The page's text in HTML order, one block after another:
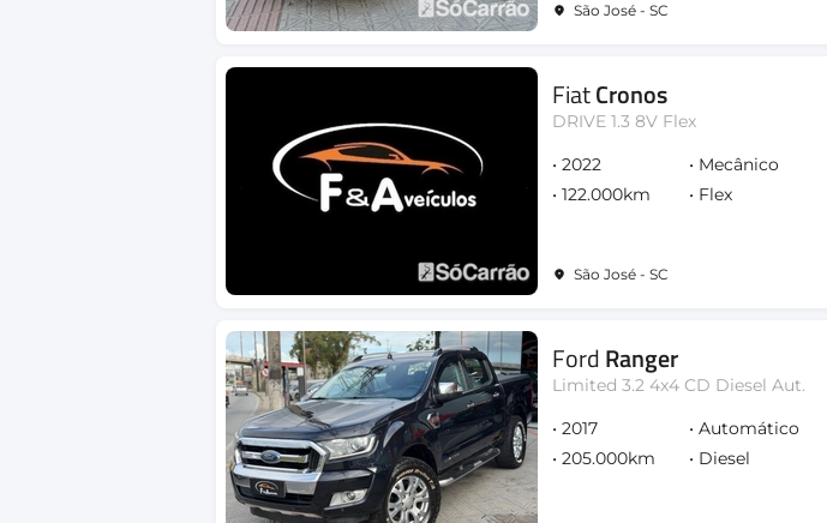
São José - SC
FiatCronos
DRIVE 1.3 8V Flex
2022
Mecânico
122.000km
Flex
São José - SC
FordRanger
Limited 3.2 4x4 CD Diesel Aut.
2017
Automático
205.000km
Diesel